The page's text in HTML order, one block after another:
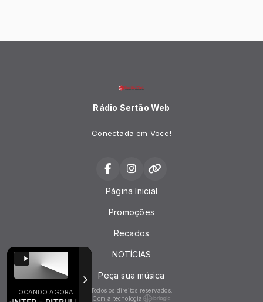
TOCANDO AGORA
Rádio Sertão Web
Conectada em Voce!
Página Inicial
Promoções
Recados
NOTÍCIAS
Peça sua música
Todos os direitos reservados.
Com a tecnologia